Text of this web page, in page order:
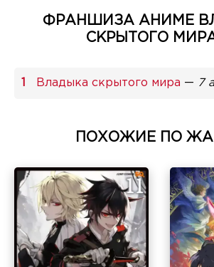
ФРАНШИЗА АНИМЕ
СКРЫТОГО МИРА
Владыка скрытого мира — 7
ПОХОЖИЕ ПО